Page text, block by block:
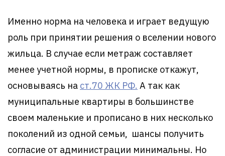
Именно норма на человека и играет ведущую
роль при принятии решения о вселении нового
жильца. В случае если метраж составляет
менее учетной нормы, в прописке откажут,
основываясь на ст.70 ЖК РФ. А так как
муниципальные квартиры в большинстве
своем маленькие и прописано в них несколько
поколений из одной семьи, шансы получить
согласие от администрации минимальны. Но